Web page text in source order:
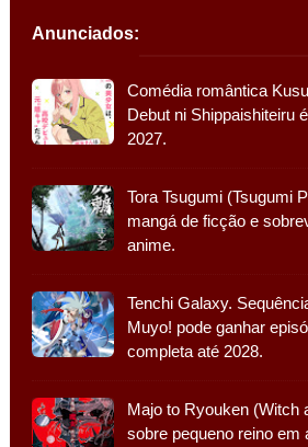
Anunciados:
Comédia romântica
Debut ni Shippaishiteiru
2027.
Tora Tsugumi (Tsugumi
mangá de ficção e
anime.
Tenchi Galaxy.
Muyo! pode ganhar
completa até 2028.
Majo to Ryouken (Witch
sobre pequeno reino em